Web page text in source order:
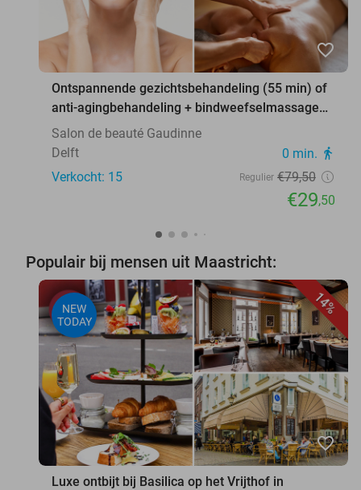
favorite_border
Ontspannende gezichtsbehandeling (55 min) of
anti-agingbehandeling + bindweefselmassage
(75 min)
Salon de beauté Gaudinne
Delft
0 min. directions_walk
Verkocht: 15 Regulier €79,50
€29,50
Populair bij mensen uit Maastricht:
14%
NEW
TODAY
favorite_border
Luxe ontbijt bij Basilica op het Vrijthof in